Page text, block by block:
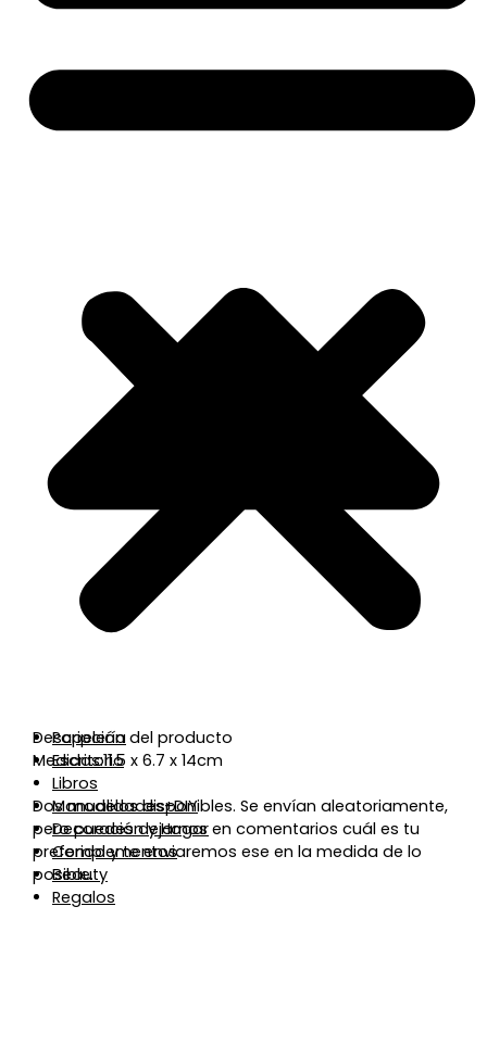
Papelería
Escritorio
Libros
Manualidades+DIY
Decoración y Hogar
Complementos
Beauty
Regalos
Descripción del producto
Medidas:11.5 x 6.7 x 14cm
Dos modelos disponibles. Se envían aleatoriamente,
pero puedes dejarnos en comentarios cuál es tu
preferido y te enviaremos ese en la medida de lo
posible.